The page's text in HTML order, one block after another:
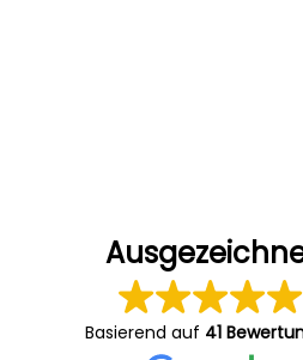
Basierend auf 41
Sehr professionelle
zuverlässige Absprachen
angenehme Atmosphäre